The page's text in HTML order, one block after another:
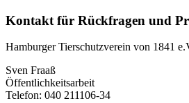
Kontakt für Rückfragen und
Hamburger Tierschutzverein von 1841
Sven Fraaß
Öffentlichkeitsarbeit
Telefon: 040 211106-34